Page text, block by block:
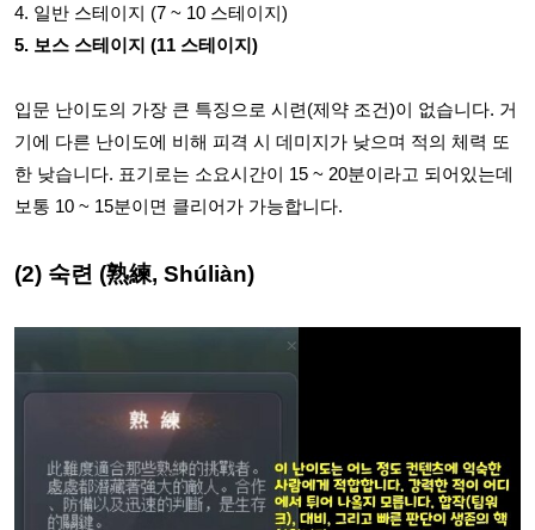
4. 일반 스테이지 (7 ~ 10 스테이지)
5. 보스 스테이지 (11 스테이지)
입문 난이도의 가장 큰 특징으로 시련(제약 조건)이 없습니다. 거
기에 다른 난이도에 비해 피격 시 데미지가 낮으며 적의 체력 또
한 낮습니다. 표기로는 소요시간이 15 ~ 20분이라고 되어있는데
보통 10 ~ 15분이면 클리어가 가능합니다.
(2) 숙련 (熟練, Shúliàn)